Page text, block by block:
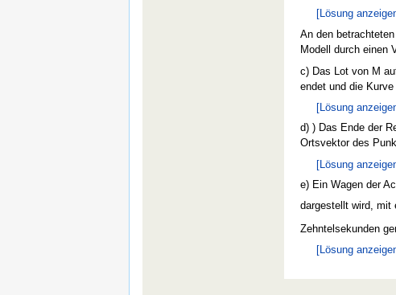
[Lösung
An den
Modell durch einen
c) Das Lot von M
endet und die
[Lösung
d) ) Das Ende der
Ortsvektor des
[Lösung
e) Ein Wagen der
dargestellt wird, mit
Zehntelsekunden
[Lösung